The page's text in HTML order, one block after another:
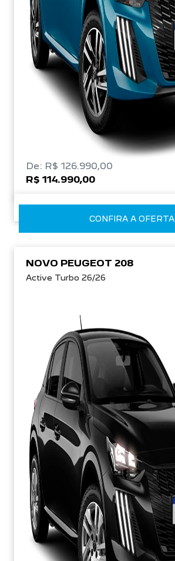
De: R$ 126.990,00
R$ 114.990,00
CONFIRA A OFERTA
NOVO PEUGEOT 208
Active Turbo 26/26